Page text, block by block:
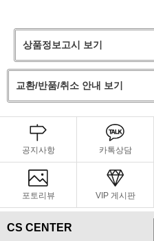
상품정보고시 보기
교환/반품/취소 안내 보기
공지사항 카톡상담
포토리뷰 VIP 게시판
CS CENTER